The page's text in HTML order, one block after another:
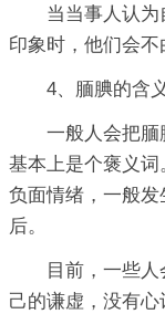
当当事人认
印象时，他们会不
4、腼腆的含义
一般人会把腼
基本上是个褒义
负面情绪，一般
后。
目前，一些
己的谦虚，没有